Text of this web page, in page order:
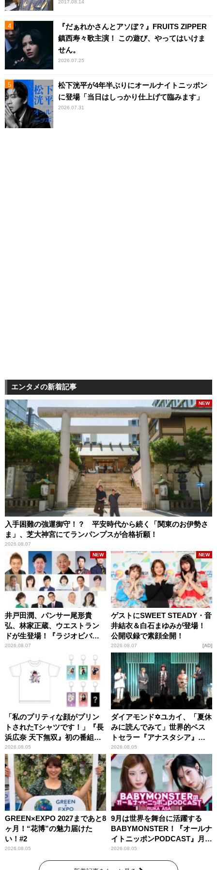
2017.08.14
『だぁれかさんとアソぼ？』FRUITS ZIPPER
鎮西寿々歌主演！ この遊び、やってはいけま
せん。
2026.07.25
松下洸平が4年半ぶりにオールナイトニッポン
に登場「当日はしっかり仕上げて臨みます」
2026.07.31
エンタメの新着記事
入手困難の強運御守！？ 平安時代から続く「関東のお伊勢さ
ま」、芝大神宮にてランパンプスが合格祈願！
2026.08.07
NEW
井戸田潤、パンサー尾形貴
弘、林家正蔵、ウエストラン
ドが生登場！『ラジオビバリ
ー昼ズ』
2026.08.07
NEW
ゲストにSWEET STEADY・音
井結衣＆白石まゆみが登場！
公開収録で素顔全開！
2026.08.07
NEW
AD
「私のプリティな顔がプリン
トされたTシャツです！」『長
浜広奈 天下無双』初の番組グ
ッズ発売
2026.08.05
ダイアモンド✡ユカイ、「夏休
みに読んでみて」世界的ベス
トセラー『アナスタシア』を
紹介
2026.08.05
GREEN×EXPO 2027まであと8
ヶ月！“花博”の魅力届けた
い！#2
2026.08.05
9月は世界を舞台に活躍する
BABYMONSTER！『オールナ
イトニッポンPODCAST』月替
わりパーソナリティ
2026.08.05